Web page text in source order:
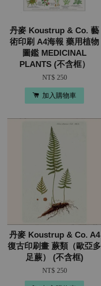
丹麥 Koustrup & Co. 藝
術印刷 A4海報 藥用植物
圖鑑 MEDICINAL
PLANTS (不含框）
NT$ 250
加入購物車
丹麥 Koustrup & Co. A4
復古印刷畫 蕨類（歐亞多
足蕨） (不含框)
NT$ 250